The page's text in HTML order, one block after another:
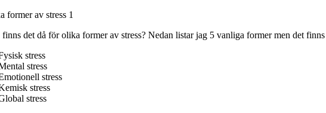
finns det då för olika former av stress? Nedan listar jag 5 vanliga former men det finns
stress
stress
stress
stress
stress